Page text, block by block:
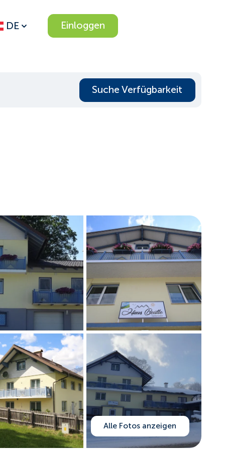
DE Einloggen
Suche Verfügbarkeit
Alle Fotos anzeigen